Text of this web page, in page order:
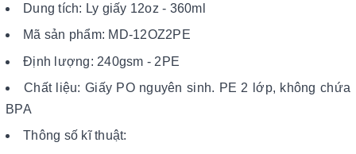
Dung tích: Ly giấy 12oz - 360ml
Mã sản phẩm: MD-12OZ2PE
Định lượng: 240gsm - 2PE
Chất liệu: Giấy PO nguyên sinh. PE 2 lớp, không chứa
BPA
Thông số kĩ thuật: